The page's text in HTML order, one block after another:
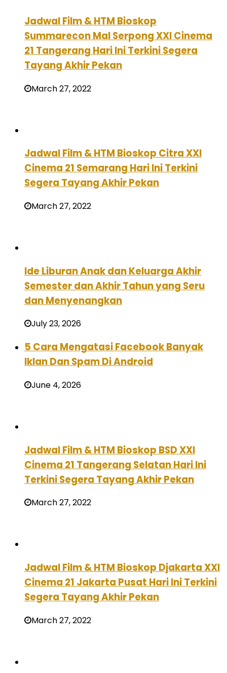
Jadwal Film & HTM Bioskop
Summarecon Mal Serpong XXI Cinema
21 Tangerang Hari Ini Terkini Segera
Tayang Akhir Pekan
March 27, 2022
Jadwal Film & HTM Bioskop Citra XXI
Cinema 21 Semarang Hari Ini Terkini
Segera Tayang Akhir Pekan
March 27, 2022
Ide Liburan Anak dan Keluarga Akhir
Semester dan Akhir Tahun yang Seru
dan Menyenangkan
July 23, 2026
5 Cara Mengatasi Facebook Banyak
Iklan Dan Spam Di Android
June 4, 2026
Jadwal Film & HTM Bioskop BSD XXI
Cinema 21 Tangerang Selatan Hari Ini
Terkini Segera Tayang Akhir Pekan
March 27, 2022
Jadwal Film & HTM Bioskop Djakarta XXI
Cinema 21 Jakarta Pusat Hari Ini Terkini
Segera Tayang Akhir Pekan
March 27, 2022